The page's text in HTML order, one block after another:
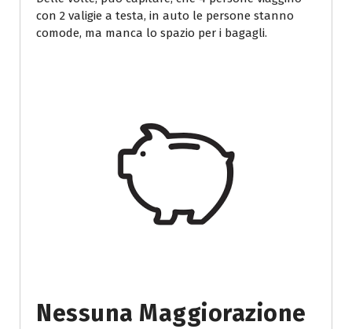
con 2 valigie a testa, in auto le persone stanno
comode, ma manca lo spazio per i bagagli.
Nessuna Maggiorazione